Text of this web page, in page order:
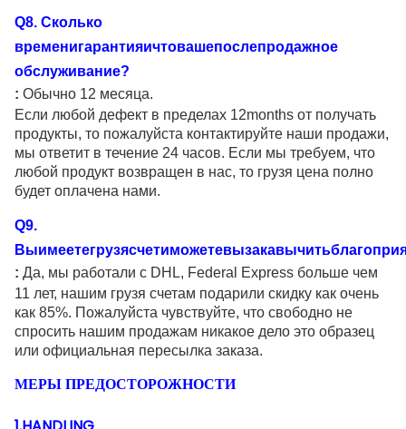
Q8. Сколько
временигарантияичтовашепослепродажное
обслуживание?
: Обычно 12 месяца.
Если любой дефект в пределах 12months от получать
продукты, то пожалуйста контактируйте наши продажи,
мы ответит в течение 24 часов. Если мы требуем, что
любой продукт возвращен в нас, то грузя цена полно
будет оплачена нами.
Q9.
: Да, мы работали с DHL, Federal Express больше чем
11 лет, нашим грузя счетам подарили скидку как очень
как 85%. Пожалуйста чувствуйте, что свободно не
спросить нашим продажам никакое дело это образец
или официальная пересылка заказа.
МЕРЫ ПРЕДОСТОРОЖНОСТИ